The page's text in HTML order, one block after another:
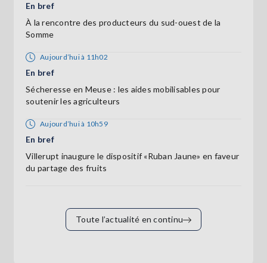
En bref
À la rencontre des producteurs du sud-ouest de la
Somme
Aujourd’hui à 11h02
En bref
Sécheresse en Meuse : les aides mobilisables pour
soutenir les agriculteurs
Aujourd’hui à 10h59
En bref
Villerupt inaugure le dispositif «Ruban Jaune» en faveur
du partage des fruits
Toute l’actualité en continu